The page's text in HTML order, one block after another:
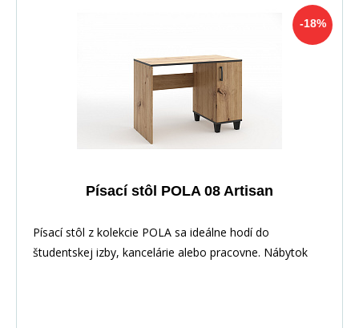
-18%
Písací stôl POLA 08 Artisan
Písací stôl z kolekcie POLA sa ideálne hodí do
študentskej izby, kancelárie alebo pracovne. Nábytok